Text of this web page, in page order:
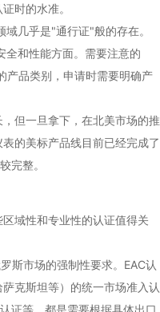
时的水准。
几乎是"通行证"般的存在。
全和性能方面。需要注意的
产品类别，申请时需要明确产
但一旦拿下，在北美市场的推
的美标产品线目前已经完成了
完整。
域性和专业性的认证值得关
斯市场的强制性要求。EAC认
克斯坦等）的统一市场准入认